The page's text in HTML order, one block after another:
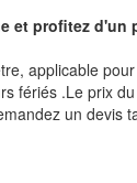
et profitez d'un
applicable
fériés .Le prix
un devis